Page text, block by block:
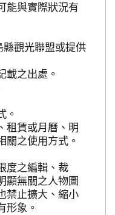
能與實際狀況有
觀光聯盟或提供
載之出處。
。
租賃或月曆、明
關之使用方式。
度之編輯、裁
顯無關之人物圖
禁止擴大、縮小
形象。